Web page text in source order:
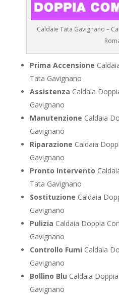
Caldaie Tata Gavignano –
Prima Accensione
Tata Gavignano
Assistenza Caldaia
Gavignano
Manutenzione Caldaia
Gavignano
Riparazione Caldaia
Gavignano
Pronto Intervento
Tata Gavignano
Sostituzione Caldaia
Gavignano
Pulizia Caldaia Doppia
Gavignano
Controllo Fumi Caldaia
Gavignano
Bollino Blu Caldaia
Gavignano